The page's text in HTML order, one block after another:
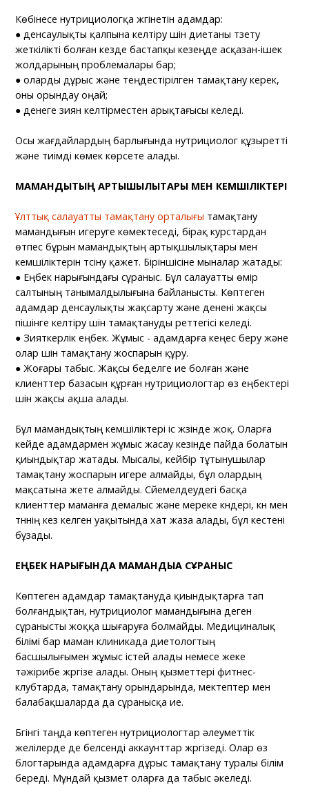
Көбінесе нутрициологқа жүгінетін адамдар:
● денсаулықты қалпына келтіру үшін диетаны түзету
жеткілікті болған кезде бастапқы кезеңде асқазан-ішек
жолдарының проблемалары бар;
● оларды дұрыс және теңдестірілген тамақтану керек,
оны орындау оңай;
● денеге зиян келтірместен арықтағысы келеді.
Осы жағдайлардың барлығында нутрициолог құзыретті
және тиімді көмек көрсете алады.
МАМАНДЫҚТЫҢ АРТЫҚШЫЛЫҚТАРЫ МЕН КЕМШІЛІКТЕРІ
Ұлттық салауатты тамақтану орталығы тамақтану
мамандығын игеруге көмектеседі, бірақ курстардан
өтпес бұрын мамандықтың артықшылықтары мен
кемшіліктерін түсіну қажет. Біріншісіне мыналар жатады:
● Еңбек нарығындағы сұраныс. Бұл салауатты өмір
салтының танымалдылығына байланысты. Көптеген
адамдар денсаулықты жақсарту және денені жақсы
пішінге келтіру үшін тамақтануды реттегісі келеді.
● Зияткерлік еңбек. Жұмыс - адамдарға кеңес беру және
олар үшін тамақтану жоспарын құру.
● Жоғары табыс. Жақсы беделге ие болған және
клиенттер базасын құрған нутрициологтар өз еңбектері
үшін жақсы ақша алады.
Бұл мамандықтың кемшіліктері іс жүзінде жоқ. Оларға
кейде адамдармен жұмыс жасау кезінде пайда болатын
қиындықтар жатады. Мысалы, кейбір тұтынушылар
тамақтану жоспарын игере алмайды, бұл олардың
мақсатына жете алмайды. Сүйемелдеудегі басқа
клиенттер маманға демалыс және мереке күндері, күн мен
түннің кез келген уақытында хат жаза алады, бұл кестені
бұзады.
ЕҢБЕК НАРЫҒЫНДА МАМАНДЫҚҚА СҰРАНЫС
Көптеген адамдар тамақтануда қиындықтарға тап
болғандықтан, нутрициолог мамандығына деген
сұранысты жоққа шығаруға болмайды. Медициналық
білімі бар маман клиникада диетологтың
басшылығымен жұмыс істей алады немесе жеке
тәжірибе жүргізе алады. Оның қызметтері фитнес-
клубтарда, тамақтану орындарында, мектептер мен
балабақшаларда да сұранысқа ие.
Бүгінгі таңда көптеген нутрициологтар әлеуметтік
желілерде де белсенді аккаунттар жүргізеді. Олар өз
блогтарында адамдарға дұрыс тамақтану туралы білім
береді. Мұндай қызмет оларға да табыс әкеледі.